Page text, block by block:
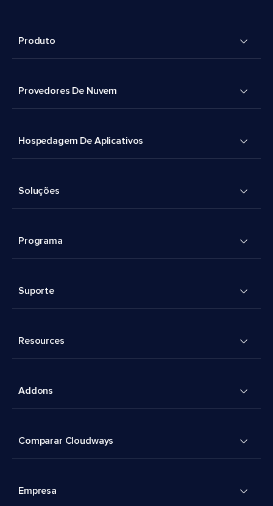
Produto
Provedores De Nuvem
Hospedagem De Aplicativos
Soluções
Programa
Suporte
Resources
Addons
Comparar Cloudways
Empresa